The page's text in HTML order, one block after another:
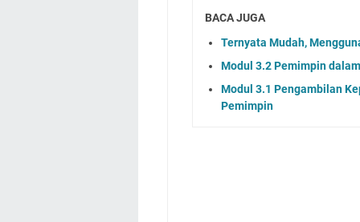
BACA JUGA
Ternyata Mudah,
Modul 3.2 Pemimpin
Modul 3.1 Pengambilan
Pemimpin